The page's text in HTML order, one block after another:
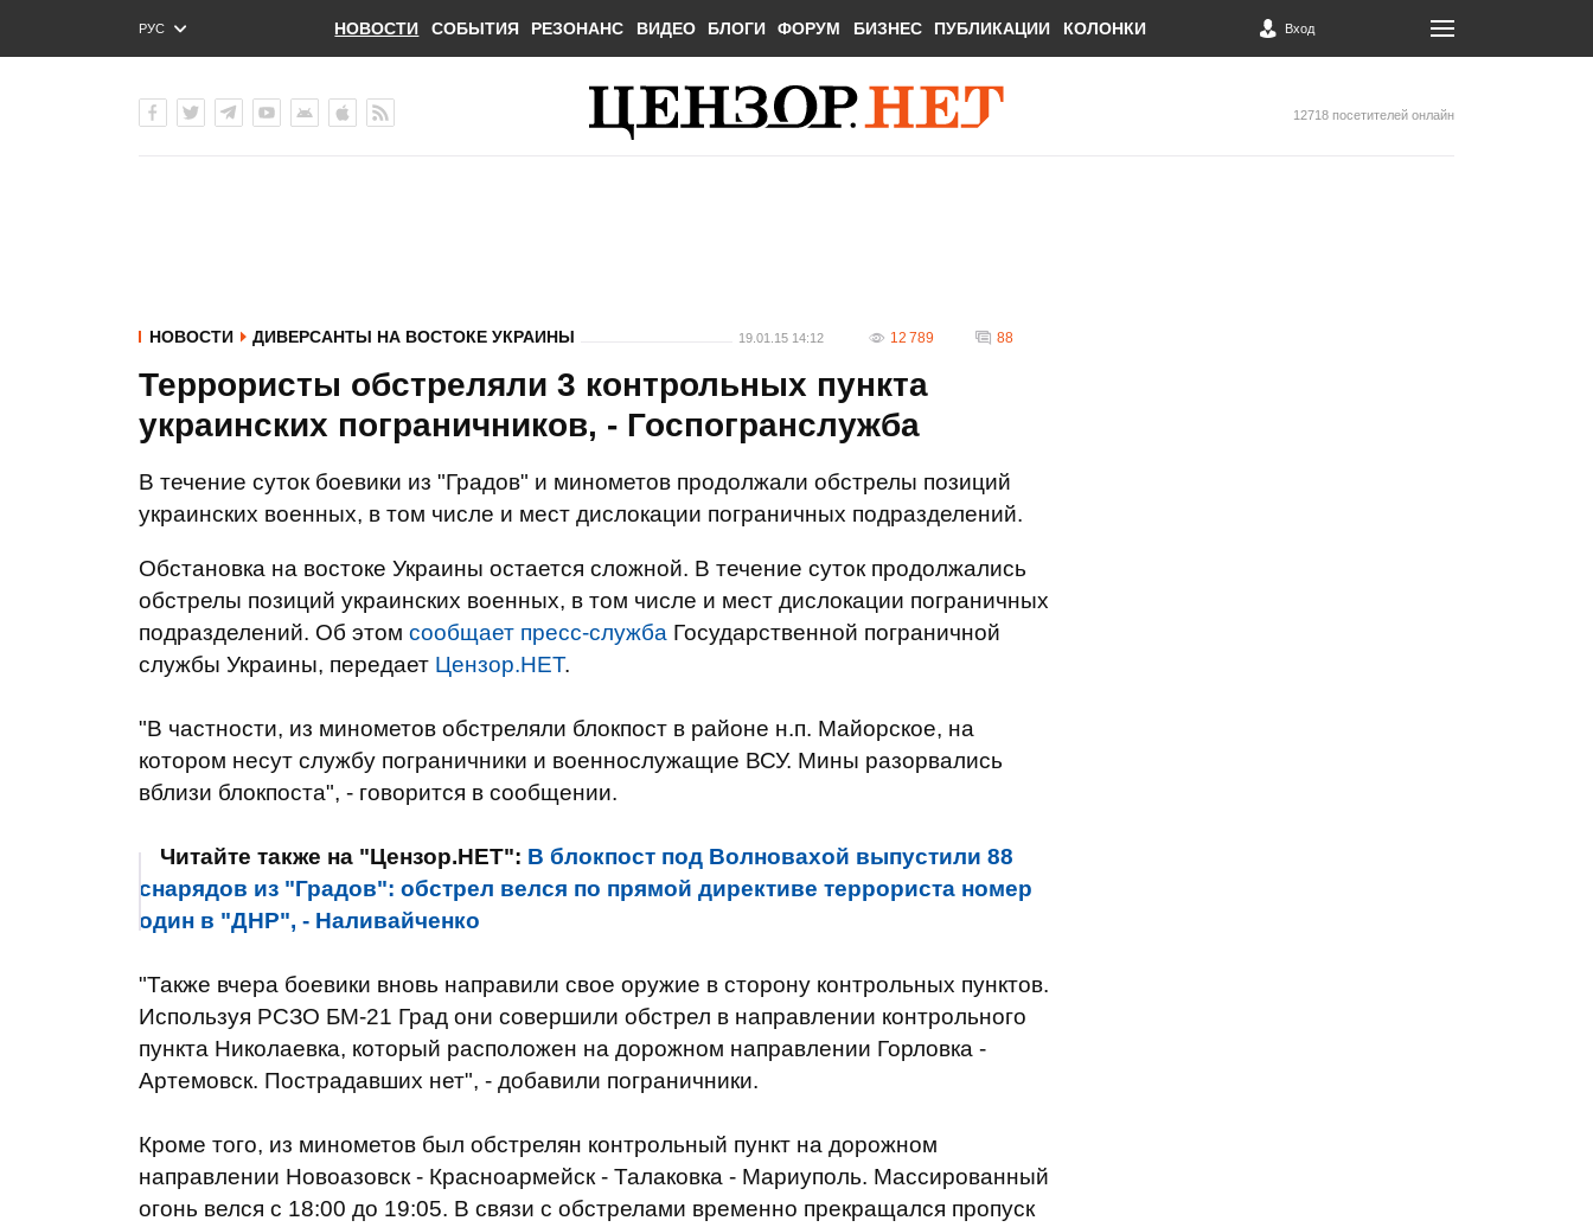
РУС
ENG
НОВОСТИ СОБЫТИЯ РЕЗОНАНС ВИДЕО БЛОГИ ФОРУМ БИЗНЕС ПУБЛИКАЦИИ КОЛОНКИ Вход
12718 посетителей онлайн
НОВОСТИ ДИВЕРСАНТЫ НА ВОСТОКЕ УКРАИНЫ 19.01.15 14:12 12 789 88
Террористы обстреляли 3 контрольных пункта
украинских пограничников, - Госпогранслужба
В течение суток боевики из "Градов" и минометов продолжали обстрелы позиций
украинских военных, в том числе и мест дислокации пограничных подразделений.
Обстановка на востоке Украины остается сложной. В течение суток продолжались
обстрелы позиций украинских военных, в том числе и мест дислокации пограничных
подразделений. Об этом сообщает пресс-служба Государственной пограничной
службы Украины, передает Цензор.НЕТ.
"В частности, из минометов обстреляли блокпост в районе н.п. Майорское, на
котором несут службу пограничники и военнослужащие ВСУ. Мины разорвались
вблизи блокпоста", - говорится в сообщении.
Читайте также на "Цензор.НЕТ": В блокпост под Волновахой выпустили 88
снарядов из "Градов": обстрел велся по прямой директиве террориста номер
один в "ДНР", - Наливайченко
"Также вчера боевики вновь направили свое оружие в сторону контрольных пунктов.
Используя РСЗО БМ-21 Град они совершили обстрел в направлении контрольного
пункта Николаевка, который расположен на дорожном направлении Горловка -
Артемовск. Пострадавших нет", - добавили пограничники.
Кроме того, из минометов был обстрелян контрольный пункт на дорожном
направлении Новоазовск - Красноармейск - Талаковка - Мариуполь. Массированный
огонь велся с 18:00 до 19:05. В связи с обстрелами временно прекращался пропуск